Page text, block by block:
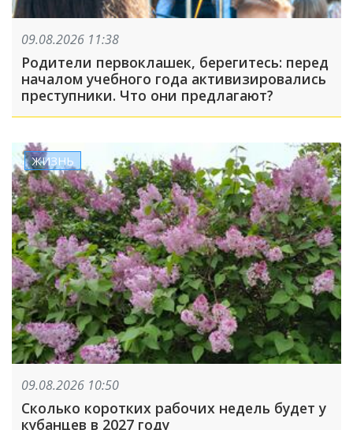
09.08.2026 11:38
Родители первоклашек, берегитесь: перед
началом учебного года активизировались
преступники. Что они предлагают?
ЖИЗНЬ
09.08.2026 10:50
Сколько коротких рабочих недель будет у
кубанцев в 2027 году